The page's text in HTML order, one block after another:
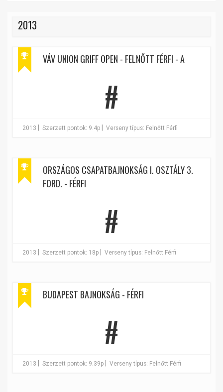
2013
VÁV UNION GRIFF OPEN - FELNŐTT FÉRFI - A
#
2013 Szerzett pontok: 9.4p Verseny típus: Felnőtt Férfi
ORSZÁGOS CSAPATBAJNOKSÁG I. OSZTÁLY 3.
FORD. - FÉRFI
#
2013 Szerzett pontok: 18p Verseny típus: Felnőtt Férfi
BUDAPEST BAJNOKSÁG - FÉRFI
#
2013 Szerzett pontok: 9.39p Verseny típus: Felnőtt Férfi